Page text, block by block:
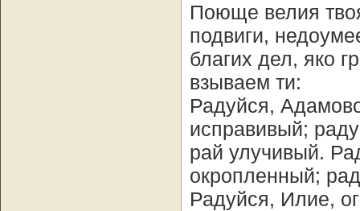
Поюще велия
подвиги,
благих дел, яко
взываем ти:
Радуйся,
исправивый;
рай улучивый.
окропленный;
Радуйся, Илие,